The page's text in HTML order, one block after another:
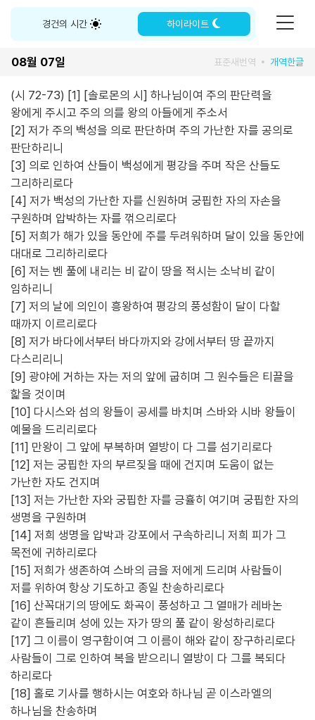
경건의 시간 하이라이트
08월 07일 표준새번역 개역한글
(시 72-73) [1] [솔로몬의 시] 하나님이여 주의 판단력을
왕에게 주시고 주의 의를 왕의 아들에게 주소서
[2] 저가 주의 백성을 의로 판단하며 주의 가난한 자를 공의로
판단하리니
[3] 의로 인하여 산들이 백성에게 평강을 주며 작은 산들도
그리하리로다
[4] 저가 백성의 가난한 자를 신원하며 궁핍한 자의 자손을
구원하며 압박하는 자를 꺾으리로다
[5] 저희가 해가 있을 동안에 주를 두려워하며 달이 있을 동안에
대대로 그리하리로다
[6] 저는 벤 풀에 내리는 비 같이 땅을 적시는 소낙비 같이
임하리니
[7] 저의 날에 의인이 흥왕하여 평강의 풍성함이 달이 다할
때까지 이르리로다
[8] 저가 바다에서부터 바다까지와 강에서부터 땅 끝까지
다스리리니
[9] 광야에 거하는 자는 저의 앞에 굽히며 그 원수들은 티끌을
핥을 것이며
[10] 다시스와 섬의 왕들이 공세를 바치며 스바와 시바 왕들이
예물을 드리리로다
[11] 만왕이 그 앞에 부복하며 열방이 다 그를 섬기리로다
[12] 저는 궁핍한 자의 부르짖을 때에 건지며 도움이 없는
가난한 자도 건지며
[13] 저는 가난한 자와 궁핍한 자를 긍휼히 여기며 궁핍한 자의
생명을 구원하며
[14] 저희 생명을 압박과 강포에서 구속하리니 저희 피가 그
목전에 귀하리로다
[15] 저희가 생존하여 스바의 금을 저에게 드리며 사람들이
저를 위하여 항상 기도하고 종일 찬송하리로다
[16] 산꼭대기의 땅에도 화곡이 풍성하고 그 열매가 레바논
같이 흔들리며 성에 있는 자가 땅의 풀 같이 왕성하리로다
[17] 그 이름이 영구함이여 그 이름이 해와 같이 장구하리로다
사람들이 그로 인하여 복을 받으리니 열방이 다 그를 복되다
하리로다
[18] 홀로 기사를 행하시는 여호와 하나님 곧 이스라엘의
하나님을 찬송하며